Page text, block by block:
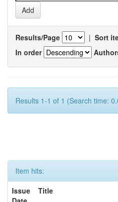
Results/Page | Sort
In order
Results 1-1 of 1 (Search time:
Item hits:
Issue
Title